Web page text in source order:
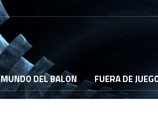
MUNDO DEL BALON FUERA DE